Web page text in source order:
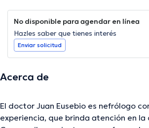
No disponible para agendar en línea
Hazles saber que tienes interés
Enviar solicitud
Acerca de
El doctor Juan Eusebio es nefrólogo
experiencia, que brinda atención en la